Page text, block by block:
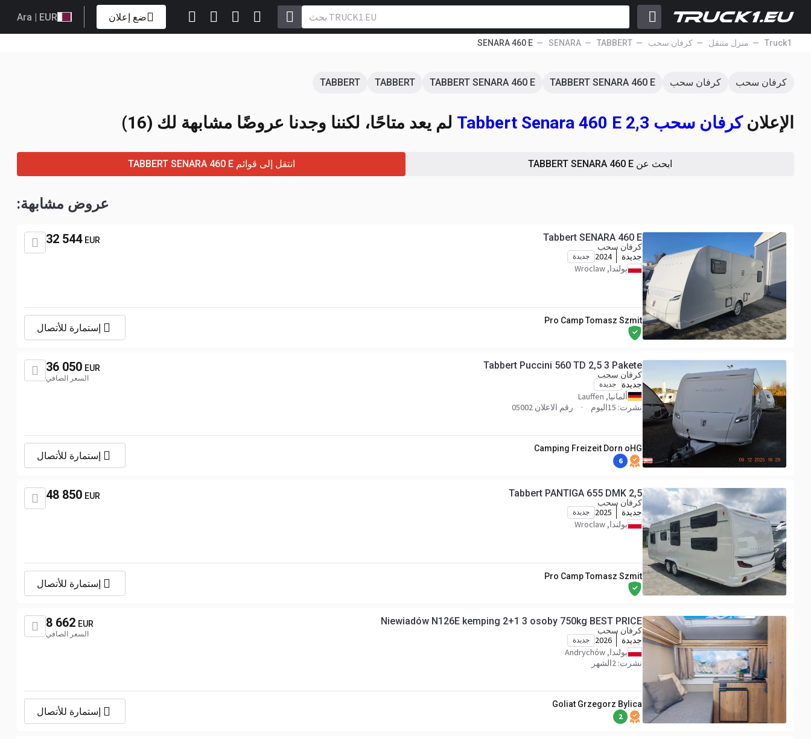
ضع إعلان Ara | EUR
Truck1 منزل متنقل كرفان سحب TABBERT
SENARA
SENARA 460 E
كرفان سحب كرفان سحب TABBERT SENARA 460 E
TABBERT SENARA 460 E
TABBERT
TABBERT
الإعلانكرفان سحب Tabbert Senara 460 E 2,3 لم يعد متاحًا، لكننا وجدنا عروضًا مشابهة لك (16)
ابحث عن TABBERT SENARA 460 E انتقل إلى قوائم TABBERT SENARA 460 E
عروض مشابهة:
Tabbert SENARA 460 E
كرفان سحب
جديدة
2024 جديدة
بولندا, Wroclaw
32 544 EUR
Pro Camp Tomasz Szmit
إستمارة للأتصال
Tabbert Puccini 560 TD 2,5 3 Pakete
كرفان سحب
جديدة
جديدة
ألمانيا, Lauffen
نشرت: 15اليوم
رقم الاعلان 05002
36 050 EUR
السعر الصافي
Camping Freizeit Dorn oHG
6 إستمارة للأتصال
Tabbert PANTIGA 655 DMK 2,5
كرفان سحب
جديدة
2025 جديدة
بولندا, Wroclaw
48 850 EUR
Pro Camp Tomasz Szmit
إستمارة للأتصال
Niewiadów N126E kemping 2+1 3 osoby 750kg BEST PRICE
كرفان سحب
جديدة
2026 جديدة
بولندا, Andrychów
نشرت: 2الشهر
8 662 EUR
السعر الصافي
Goliat Grzegorz Bylica
2 إستمارة للأتصال